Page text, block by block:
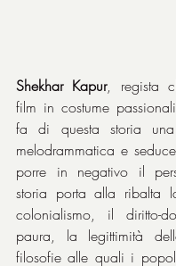
Shekhar Kapur, regista
film in costume
fa di questa storia
melodrammatica e
porre in negativo il
storia porta alla ribalta
colonialismo, il diritto-
paura, la legittimità
filosofie alle quali i